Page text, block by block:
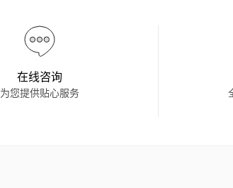
在线咨询
为您提供贴心服务